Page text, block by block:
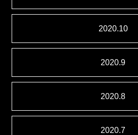
2020.10
2020.9
2020.8
2020.7